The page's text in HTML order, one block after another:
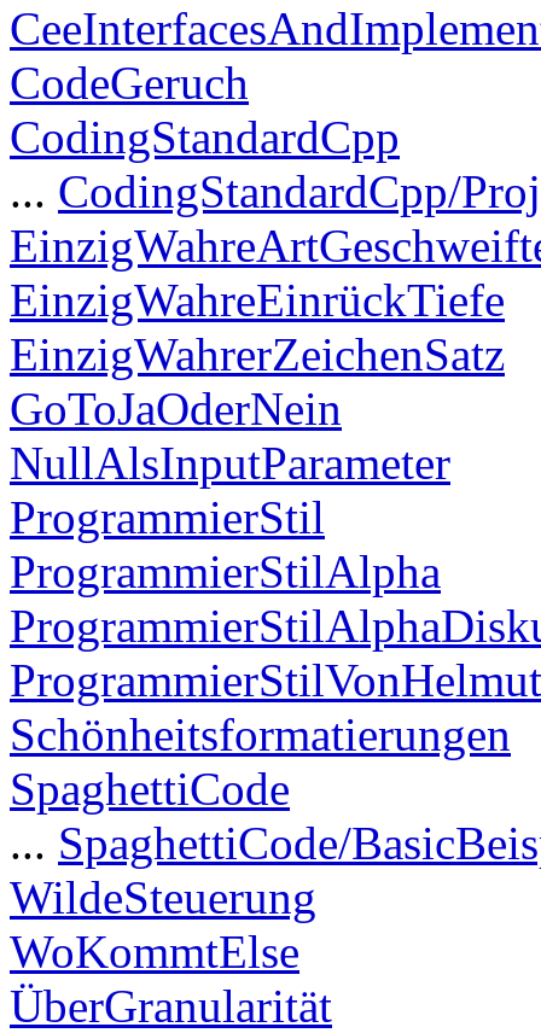
CodeGeruch
CodingStandardCpp
... CodingStandardCpp/
EinzigWahreEinrückTiefe
EinzigWahrerZeichenSatz
GoToJaOderNein
NullAlsInputParameter
ProgrammierStil
ProgrammierStilAlpha
Schönheitsformatierungen
SpaghettiCode
... SpaghettiCode/
WildeSteuerung
WoKommtElse
ÜberGranularität